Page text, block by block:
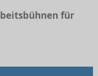
für